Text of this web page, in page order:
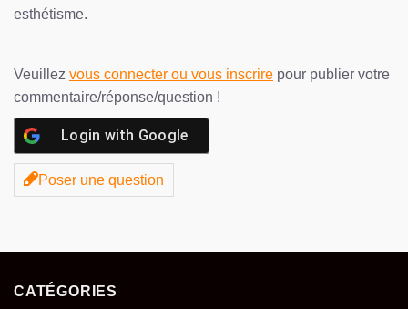
esthétisme.
Veuillez vous connecter ou vous inscrire pour publier votre
commentaire/réponse/question !
Login with Google
Poser une question
CATÉGORIES